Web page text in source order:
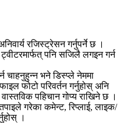
रजिस्ट्रेसन गर्नुपर्ने छ ।
पनि सजिलै लगइन गर्न
चाहनुहुन्न भने डिस्प्ले नेममा
फोटो परिवर्तन गर्नुहोस् अनि
पहिचान गोप्य राखिने छ ।
गरेका कमेन्ट, रिप्लाई, लाइक/
।